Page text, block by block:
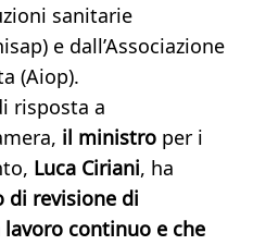
sanitarie
e dall’Associazione
(Aiop).
risposta a
il ministro per i
Luca Ciriani, ha
di revisione di
continuo e che